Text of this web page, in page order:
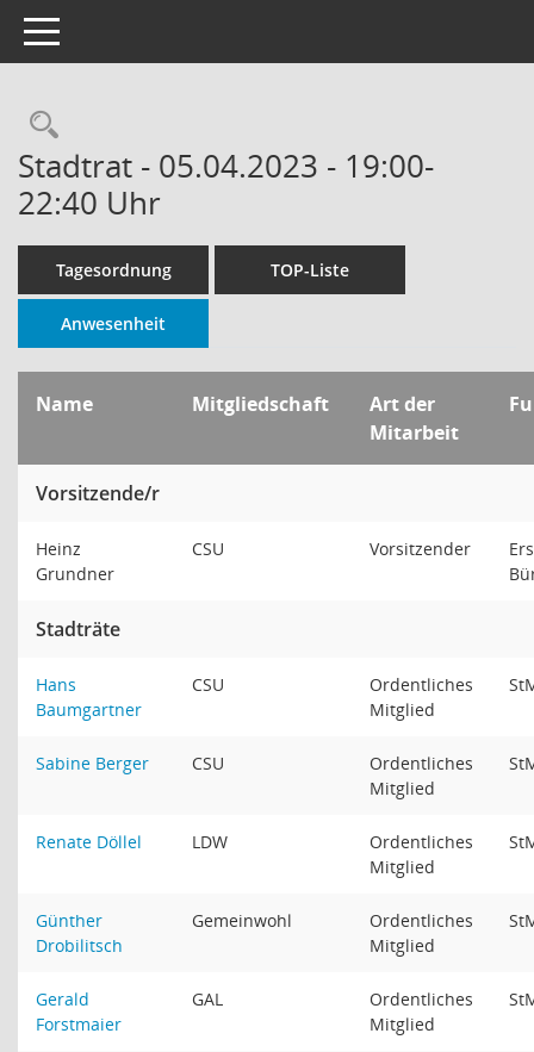
Toggle navigation
Rechercheauswahl
Stadtrat - 05.04.2023 - 19:00-
22:40 Uhr
Tagesordnung TOP-Liste
Anwesenheit
Name Mitgliedschaft
Art der
Mitarbeit
Vorsitzende/r
Heinz
Grundner
CSU Vorsitzender
Stadträte
Hans
Baumgartner
CSU
Ordentliches
Mitglied
Sabine Berger CSU
Ordentliches
Mitglied
Renate Döllel LDW
Ordentliches
Mitglied
Günther
Drobilitsch
Gemeinwohl
Ordentliches
Mitglied
Gerald
Forstmaier
GAL
Ordentliches
Mitglied